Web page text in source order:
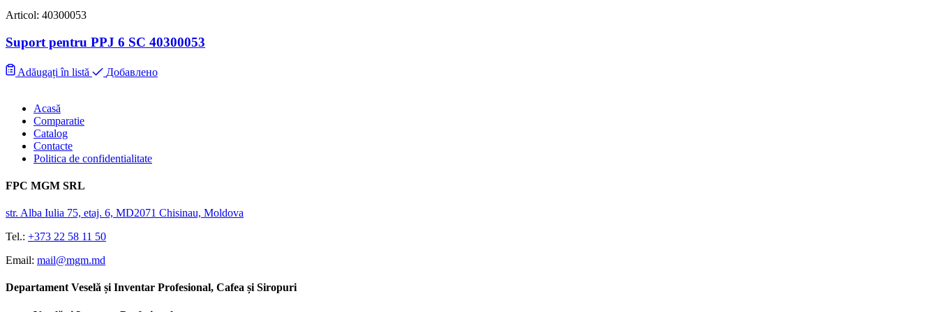
Articol: 40300053
Suport pentru PPJ 6 SC 40300053
Adăugați în listă Добавлено
Acasă
Comparatie
Catalog
Contacte
Politica de confidentialitate
FPC MGM SRL
str. Alba Iulia 75, etaj. 6, MD2071 Chisinau, Moldova
Tel.: +373 22 58 11 50
Email: mail@mgm.md
Departament Veselă și Inventar Profesional, Cafea și Siropuri